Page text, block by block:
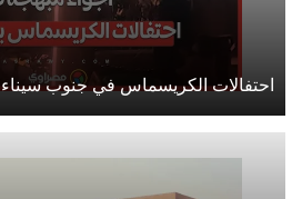
احتفالات الكريسماس في جنوب سيناء